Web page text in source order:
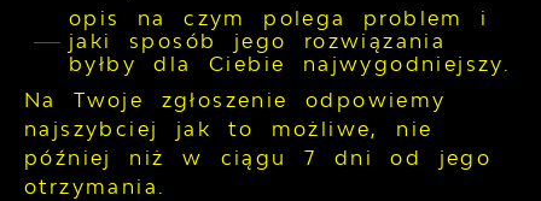
opis na czym polega problem i
jaki sposób jego rozwiązania
byłby dla Ciebie najwygodniejszy.
Na Twoje zgłoszenie odpowiemy
najszybciej jak to możliwe, nie
później niż w ciągu 7 dni od jego
otrzymania.